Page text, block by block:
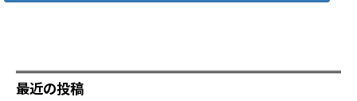
最近の投稿